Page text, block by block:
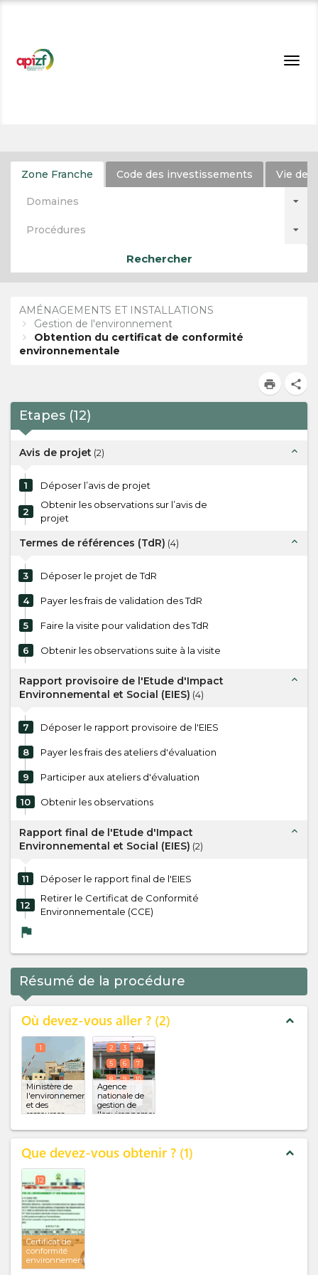
Zone Franche Code des investissements Vie de
Domaines
Procédures
Rechercher
AMÉNAGEMENTS ET INSTALLATIONS
Gestion de l'environnement
Obtention du certificat de conformité
environnementale
print share
Etapes (12)
Avis de projet (2) expand_less
1 Déposer l’avis de projet
2
Obtenir les observations sur l’avis de
projet
Termes de références (TdR) (4) expand_less
3 Déposer le projet de TdR
4 Payer les frais de validation des TdR
5 Faire la visite pour validation des TdR
6 Obtenir les observations suite à la visite
Rapport provisoire de l'Etude d'Impact
Environnemental et Social (EIES) (4)
expand_less
7 Déposer le rapport provisoire de l'EIES
8 Payer les frais des ateliers d'évaluation
9 Participer aux ateliers d'évaluation
10 Obtenir les observations
Rapport final de l'Etude d'Impact
Environnemental et Social (EIES) (2)
expand_less
11 Déposer le rapport final de l'EIES
12
Retirer le Certificat de Conformité
Environnementale (CCE)
flag
Résumé de la procédure
Où devez-vous aller ? 2 expand_less
Ministère de
l'environnement
et des
ressources
1
Agence
nationale de
gestion de
l'environnement
2 3
4
5
6
7
8
9
10
11
12
Que devez-vous obtenir ? 1 expand_less
Certificat de
conformité
environnementale
12